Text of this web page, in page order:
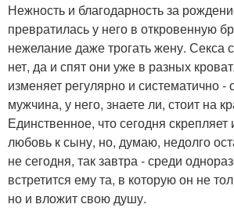
Нежность и благодарность за
превратилась у него в откровенную
нежелание даже трогать жену. Секса
нет, да и спят они уже в разных
изменяет регулярно и систематично -
мужчина, у него, знаете ли, стоит на
Единственное, что сегодня скрепляет
любовь к сыну, но, думаю, недолго
не сегодня, так завтра - среди
встретится ему та, в которую он не
но и вложит свою душу.